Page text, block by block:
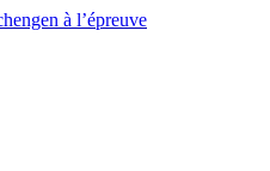
à l’épreuve